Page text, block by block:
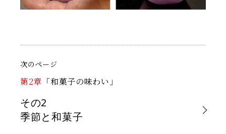
次のページ
第2章 「和菓子の味わい」
その2
季節と和菓子